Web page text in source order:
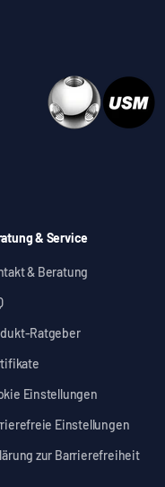
& Service
& Beratung
Ratgeber
Einstellungen
Einstellungen
zur Barrierefreiheit